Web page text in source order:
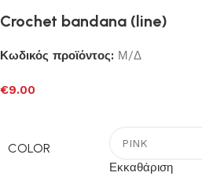
Crochet bandana (line)
Κωδικός προϊόντος: Μ/Δ
€9.00
COLOR
Εκκαθάριση